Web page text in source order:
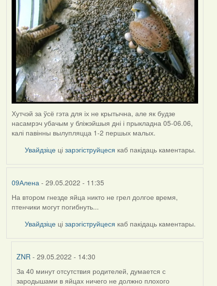
Хутчэй за ўсё гэта для іх не крытычна, але як будзе
насамрэч убачым у бліжэйшыя дні і прыкладна 05-06.06,
калі павінны вылупляцца 1-2 першых малых.
Увайдзіце цізарэгіструйцеся каб пакідаць каментары.
09Алена - 29.05.2022 - 11:35
На втором гнезде яйца никто не грел долгое время,
птенчики могут погибнуть...
Увайдзіце цізарэгіструйцеся каб пакідаць каментары.
ZNR - 29.05.2022 - 14:30
In
За 40 минут отсутствия родителей, думается с
зародышами в яйцах ничего не должно плохого